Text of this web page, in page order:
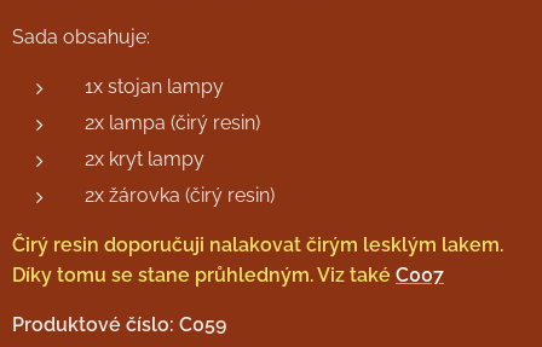
Sada obsahuje:
1x stojan lampy
2x lampa (čirý resin)
2x kryt lampy
2x žárovka (čirý resin)
Čirý resin doporučuji nalakovat čirým lesklým lakem.
Díky tomu se stane průhledným. Viz také C007
Produktové číslo: C059